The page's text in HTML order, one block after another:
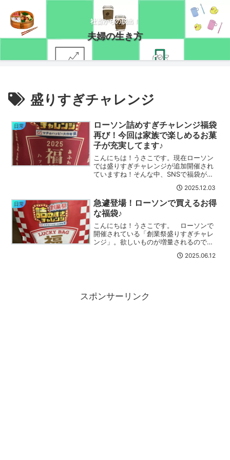
社畜からの脱出！
夫婦の生き方
盛りすぎチャレンジ
日常
ローソン詰めすぎチャレンジ福袋
再び！今回は家族で楽しめるお菓
子が充実してます♪
こんにちは！うさこです。現在ローソン
では盛りすぎチャレンジが追加開催され
ていますね！そんな中、SNSで福袋がま
早速買いに行きました！ローソン詰めす
ぎチャレンジ福袋再び！早速買ってきま
した～！(/・ω・)/...
2025.12.03
日常
急遽登場！ローソンで買えるお得
な福袋♪
こんにちは！うさこです。 ローソンで
開催されている「創業祭盛りすぎチャレ
ンジ」。欲しいものが増量されるのでお
すぎチャレンジと書かれた福袋を発見！
2025.06.12
スポンサーリンク